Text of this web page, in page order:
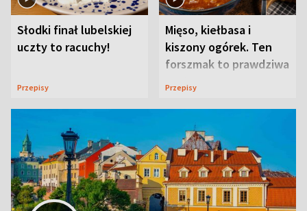
Słodki finał lubelskiej
uczty to racuchy!
Przepisy
Mięso, kiełbasa i
kiszony ogórek. Ten
forszmak to prawdziwa
uczta
Przepisy